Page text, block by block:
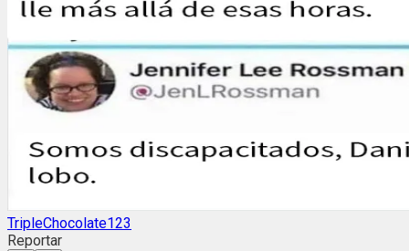
TripleChocolate123
Reportar